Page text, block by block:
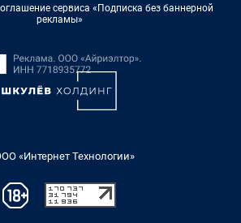
сервиса «Подписка без баннерной
рекламы»
«Интернет Технологии»